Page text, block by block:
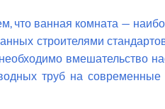
что ванная комната —
строителями
вмешательство
труб на современные